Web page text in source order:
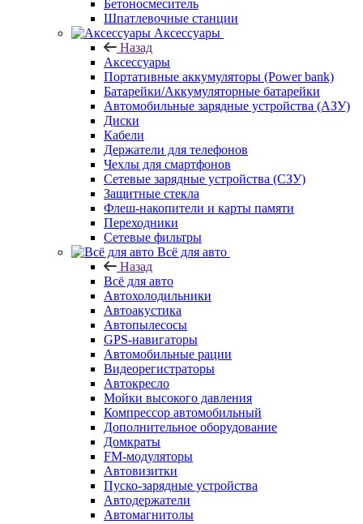
Бетоносмеситель
Шпатлевочные станции
Аксессуары
Назад
Аксессуары
Портативные аккумуляторы (Power bank)
Батарейки/Аккумуляторные батарейки
Автомобильные зарядные устройства (АЗУ)
Диски
Кабели
Держатели для телефонов
Чехлы для смартфонов
Сетевые зарядные устройства (СЗУ)
Защитные стекла
Флеш-накопители и карты памяти
Переходники
Сетевые фильтры
Всё для авто
Назад
Всё для авто
Автохолодильники
Автоакустика
Автопылесосы
GPS-навигаторы
Автомобильные рации
Видеорегистраторы
Автокресло
Мойки высокого давления
Компрессор автомобильный
Дополнительное оборудование
Домкраты
FM-модуляторы
Автовизитки
Пуско-зарядные устройства
Автодержатели
Автомагнитолы